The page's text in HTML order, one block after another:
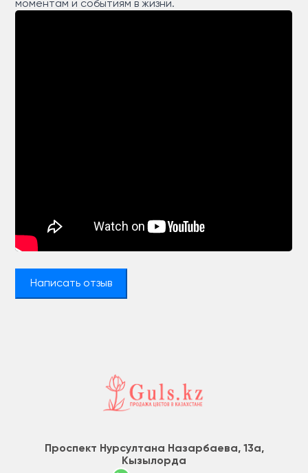
моментам и событиям в жизни.
Написать отзыв
Проспект Нурсултана Назарбаева, 13а,
Кызылорда